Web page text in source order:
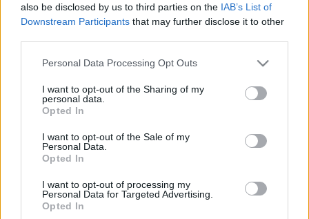
also be disclosed by us to third parties on the IAB’s List of
Downstream Participants that may further disclose it to other
Please note that this website/app uses one or more Google
not limited to your visit or usage behaviour. You may click to
grant or deny consent to Google and its third-party tags to
use your data for below specified purposes in below Google
consent section.
Personal Data Processing Opt Outs
I want to opt-out of the Sharing of my
personal data.
Opted In
I want to opt-out of the Sale of my
Personal Data.
Opted In
I want to opt-out of processing my
Personal Data for Targeted Advertising.
Opted In
03-02-2026 12:25
Νέα παραπλανητικά
SMS από τα «ΕΛΤΑ»
πακέτα»
προμηθειακό
καθεστώς πρακτόρων